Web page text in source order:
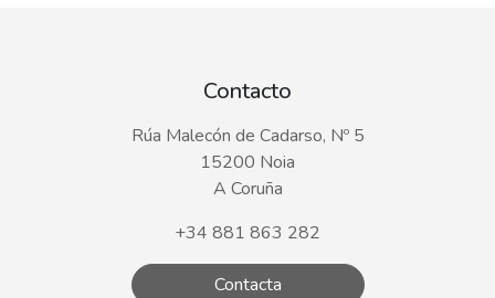
Contacto
Rúa Malecón de Cadarso, Nº 5
15200 Noia
A Coruña
+34 881 863 282
Contacta